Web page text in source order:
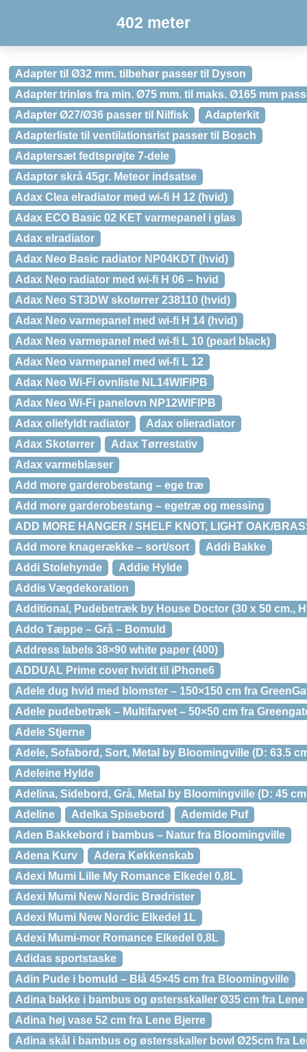
402 meter
Adapter til Ø32 mm. tilbehør passer til Dyson
Adapter trinløs fra min. Ø75 mm. til maks. Ø165 mm
Adapter Ø27/Ø36 passer til Nilfisk
Adapterkit
Adapterliste til ventilationsrist passer til Bosch
Adaptersæt fedtsprøjte 7-dele
Adaptor skrå 45gr. Meteor indsatse
Adax Clea elradiator med wi-fi H 12 (hvid)
Adax ECO Basic 02 KET varmepanel i glas
Adax elradiator
Adax Neo Basic radiator NP04KDT (hvid)
Adax Neo radiator med wi-fi H 06 – hvid
Adax Neo ST3DW skotørrer 238110 (hvid)
Adax Neo varmepanel med wi-fi H 14 (hvid)
Adax Neo varmepanel med wi-fi L 10 (pearl black)
Adax Neo varmepanel med wi-fi L 12
Adax Neo Wi-Fi ovnliste NL14WIFIPB
Adax Neo Wi-Fi panelovn NP12WIFIPB
Adax oliefyldt radiator
Adax olieradiator
Adax Skotørrer
Adax Tørrestativ
Adax varmeblæser
Add more garderobestang – ege træ
Add more garderobestang – egetræ og messing
ADD MORE HANGER / SHELF KNOT, LIGHT OAK/
Add more knagerække – sort/sort
Addi Bakke
Addi Stolehynde
Addie Hylde
Addis Vægdekoration
Additional, Pudebetræk by House Doctor (30 x 50 cm.,
Addo Tæppe – Grå – Bomuld
Address labels 38×90 white paper (400)
ADDUAL Prime cover hvidt til iPhone6
Adele dug hvid med blomster – 150×150 cm fra
Adele pudebetræk – Multifarvet – 50×50 cm fra
Adele Stjerne
Adele, Sofabord, Sort, Metal by Bloomingville (D: 63.5
Adeleine Hylde
Adelina, Sidebord, Grå, Metal by Bloomingville (D: 45
Adeline
Adelka Spisebord
Ademide Puf
Aden Bakkebord i bambus – Natur fra Bloomingville
Adena Kurv
Adera Køkkenskab
Adexi Mumi Lille My Romance Elkedel 0,8L
Adexi Mumi New Nordic Brødrister
Adexi Mumi New Nordic Elkedel 1L
Adexi Mumi-mor Romance Elkedel 0,8L
Adidas sportstaske
Adin Pude i bomuld – Blå 45×45 cm fra Bloomingville
Adina bakke i bambus og østersskaller Ø35 cm fra Lene
Adina høj vase 52 cm fra Lene Bjerre
Adina skål i bambus og østersskaller bowl Ø25cm fra